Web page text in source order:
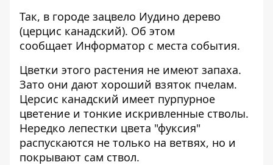
Так, в городе зацвело Иудино дерево
(церцис канадский). Об этом
сообщает Информатор с места события.
Цветки этого растения не имеют запаха.
Зато они дают хороший взяток пчелам.
Церсис канадский имеет пурпурное
цветение и тонкие искривленные стволы.
Нередко лепестки цвета "фуксия"
распускаются не только на ветвях, но и
покрывают сам ствол.